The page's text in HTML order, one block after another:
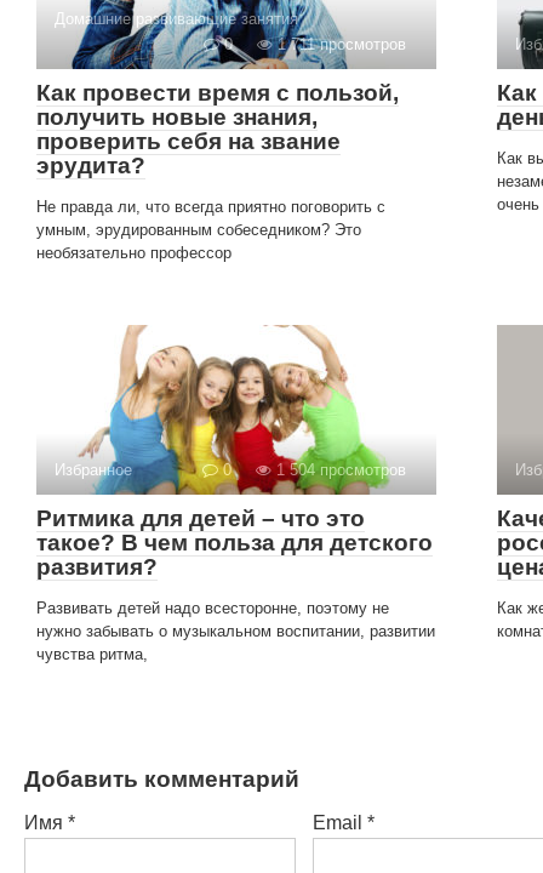
Домашние развивающие занятия
0
1 711 просмотров
Как провести время с пользой,
получить новые знания,
проверить себя на звание
эрудита?
Не правда ли, что всегда приятно поговорить с
умным, эрудированным собеседником? Это
необязательно профессор
Как
очень
Избранное 0 1 504 просмотров
Ритмика для детей – что это
такое? В чем польза для детского
развития?
Развивать детей надо всесторонне, поэтому не
нужно забывать о музыкальном воспитании, развитии
чувства ритма,
Как
Добавить комментарий
Имя * Email *